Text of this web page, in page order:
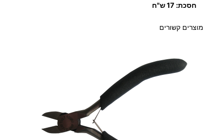
חסכת: 17 ש"ח
מוצרים קשורים